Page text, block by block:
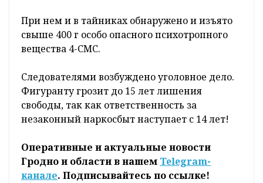
При нем и в тайниках обнаружено и изъято
свыше 400 г особо опасного психотропного
вещества 4-СМС.
Следователями возбуждено уголовное дело.
Фигуранту грозит до 15 лет лишения
свободы, так как ответственность за
незаконный наркосбыт наступает с 14 лет!
Оперативные и актуальные новости
Гродно и области в нашем Telegram-
канале. Подписывайтесь по ссылке!